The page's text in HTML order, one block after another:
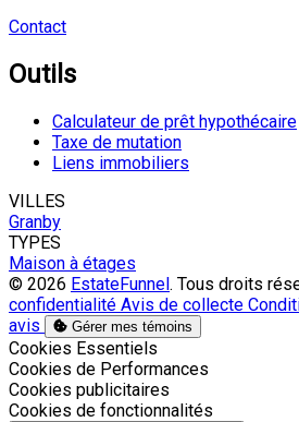
Contact
Outils
Calculateur de prêt hypothécaire
Taxe de mutation
Liens immobiliers
VILLES
Granby
TYPES
Maison à étages
© 2026 EstateFunnel. Tous droits
confidentialité Avis de collecte
avis
Gérer mes témoins
Activer
Cookies Essentiels
Activer
Cookies de Performances
Activer
Cookies publicitaires
Activer
Cookies de fonctionnalités